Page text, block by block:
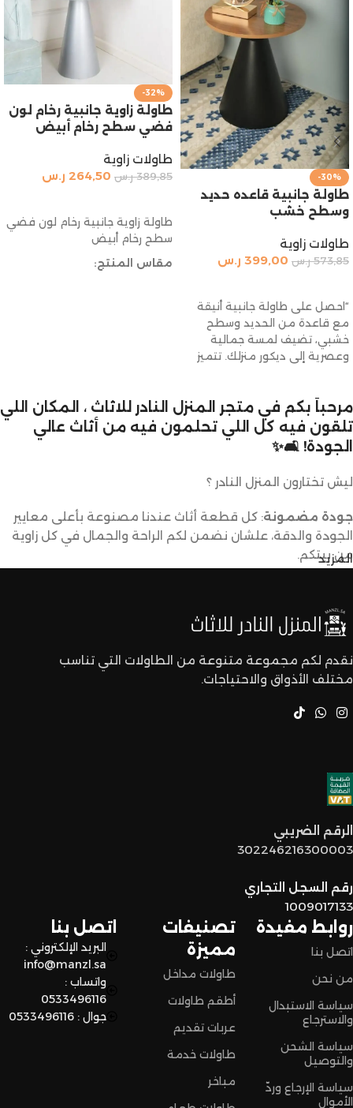
-30%
طاولة جانبية قاعده حديد
وسطح خشب
طاولات زاوية
573,85 ر.س 399,00 ر.س
“احصل على طاولة جانبية أنيقة
مع قاعدة من الحديد وسطح
خشبي، تضيف لمسة جمالية
وعصرية إلى ديكور منزلك. تتميز
-32%
طاولة زاوية جانبية رخام لون
فضي سطح رخام أبيض
طاولات زاوية
389,85 ر.س 264,50 ر.س
طاولة زاوية جانبية رخام لون فضي
سطح رخام أبيض
مقاس المنتج:
مرحباً بكم في متجر المنزل النادر للاثاث ، المكان اللي
تلقون فيه كل اللي تحلمون فيه من أثاث عالي
الجودة! 🛋️✨
ليش تختارون المنزل النادر ؟
جودة مضمونة: كل قطعة أثاث عندنا مصنوعة بأعلى معايير
الجودة والدقة، علشان نضمن لكم الراحة والجمال في كل زاوية
من بيتكم.
الأذواق والديكورات. ما راح تحتاجون تدورون كثير علشان تلقون
اللي يعجبكم.
أسعار تنافسية : نقدم لكم أفضل الأسعار في السوق بدون ما
اختيار القطع المناسبة لين توصل لكم لحد البيت.
توصيل سريع وآمن
نضمن وصول منتجاتكم بأفضل حالة وفي أقصر وقت ممكن.
اختاروا الراحة والأناقة من المنزل النادر للاثاث الآن وعيشوا تجربة
تسوق مميزة.
المزيد
روابط مفيدة
اتصل بنا
من نحن
سياسة الاستبدال
والاسترجاع
سياسة الشحن
والتوصيل
سياسة الإرجاع وردّ
الأموال
تصنيفات
مميزة
طاولات مداخل
أطقم طاولات
عربات تقديم
طاولات خدمة
مباخر
اتصل بنا
البريد الإلكتروني :
info@manzl.sa
واتساب :
0533496116
جوال : 0533496116
نقدم لكم مجموعة متنوعة من الطاولات التي تناسب
مختلف الأذواق والاحتياجات.
الرقم الضريبي
302246216300003
رقم السجل التجاري
1009017133